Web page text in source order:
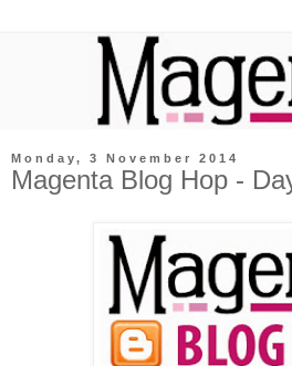
Monday, 3 November 2014
Magenta Blog Hop -